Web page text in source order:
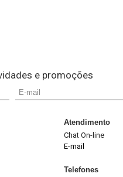
e promoções
Atendimento
Chat On-line
E-mail
Telefones